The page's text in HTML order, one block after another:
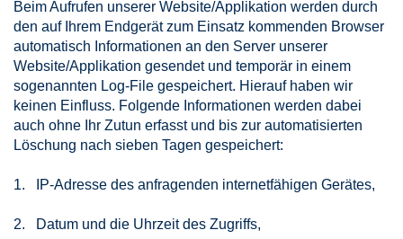
Beim Aufrufen unserer Website/Applikation werden durch
den auf Ihrem Endgerät zum Einsatz kommenden Browser
automatisch Informationen an den Server unserer
Website/Applikation gesendet und temporär in einem
sogenannten Log-File gespeichert. Hierauf haben wir
keinen Einfluss. Folgende Informationen werden dabei
auch ohne Ihr Zutun erfasst und bis zur automatisierten
Löschung nach sieben Tagen gespeichert:
1. IP-Adresse des anfragenden internetfähigen Gerätes,
2. Datum und die Uhrzeit des Zugriffs,